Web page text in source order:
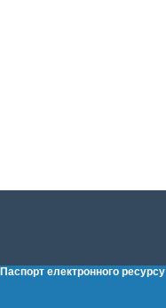
Паспорт електронного ресурсу